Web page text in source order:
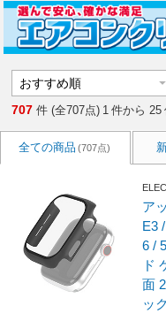
707 件 (全707点) 1 件から 25
全ての商品 (707点)
ア
E3
6 /
ド
面
ック